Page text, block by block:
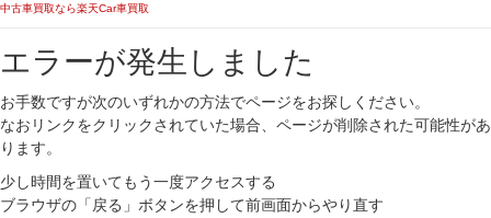
中古車買取なら楽天Car車買取
エラーが発生しました
お手数ですが次のいずれかの方法でページをお探しください。
なおリンクをクリックされていた場合、ページが削除された可能性があ
ります。
少し時間を置いてもう一度アクセスする
ブラウザの「戻る」ボタンを押して前画面からやり直す